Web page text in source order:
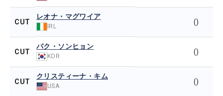
CUT
レオナ・マグワイア
IRL
()
CUT
パク・ソンヒョン
KOR
()
CUT
クリスティーナ・キム
USA
()